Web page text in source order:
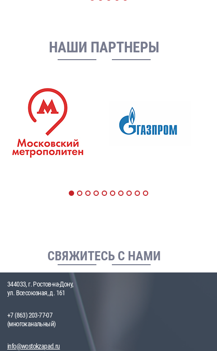
НАШИ ПАРТНЕРЫ
СВЯЖИТЕСЬ С НАМИ
344033, г. Ростов-на-Дону,
ул. Всесоюзная, д. 161
+7 (863) 203-77-07
(многоканальный)
info@wostokzapad.ru